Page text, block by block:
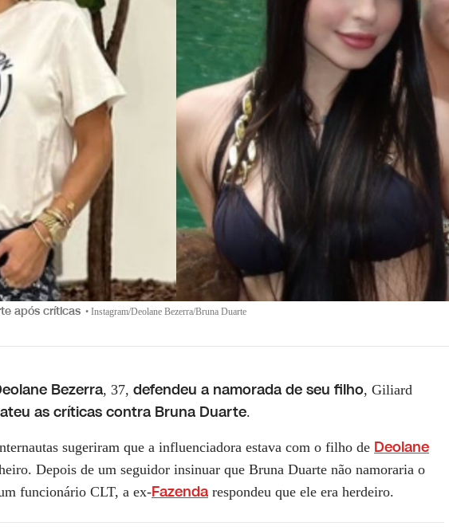
após críticas • Instagram/Deolane Bezerra/Bruna Duarte
Bezerra, 37, defendeu a namorada de seu filho, Giliard
as críticas contra Bruna Duarte.
sugeriram que a influenciadora estava com o filho de Deolane
Depois de um seguidor insinuar que Bruna Duarte não namoraria o
funcionário CLT, a ex-Fazenda respondeu que ele era herdeiro.